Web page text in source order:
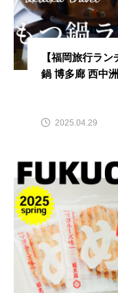
【福岡旅行ラ
鍋 博多廊 西中
2025.04.29